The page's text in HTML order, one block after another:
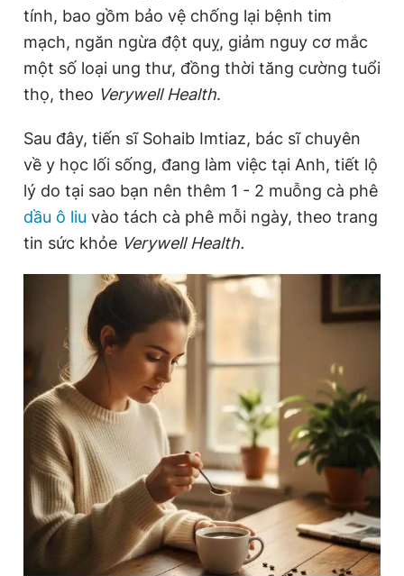
Theo dõi báo trên
0906 645 777 0908 780 404
Đặt báo Quảng cáo RSS Tòa soạn Chính sách bảo
Tổng biên tập: Nguyễn Ngọc Toàn
Phó tổng biên tập: Lâm Hiếu Dũng
Tổng thư ký tòa soạn: Đức Trung
Giấy phép xuất bản số 110/GP - BTTTT cấp ngày 24.3.2020
© 2003-2026 Bản quyền thuộc về Báo Thanh Niên. Cấm sao
chép dưới mọi hình thức nếu không có sự chấp thuận bằng văn
bản. Phát triển bởi ePi Technologies, JSC.
tính, bao gồm bảo vệ chống lại bệnh tim
mạch, ngăn ngừa đột quỵ, giảm nguy cơ mắc
một số loại ung thư, đồng thời tăng cường tuổi
thọ, theo Verywell Health.
Sau đây, tiến sĩ Sohaib Imtiaz, bác sĩ chuyên
về y học lối sống, đang làm việc tại Anh, tiết lộ
lý do tại sao bạn nên thêm 1 - 2 muỗng cà phê
dầu ô liu vào tách cà phê mỗi ngày, theo trang
tin sức khỏe Verywell Health.